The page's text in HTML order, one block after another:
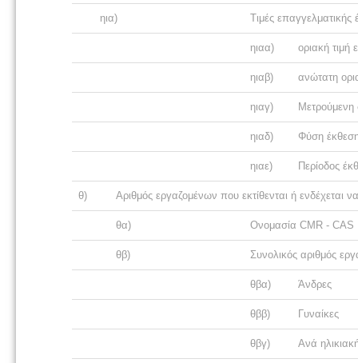
ηια) Τιμές
ηιαα) οριακή
ηιαβ) ανώτατη
ηιαγ)
ηιαδ) Φύση
ηιαε) Περίοδος
θ) Αριθμός εργαζομένων που εκτίθενται ή ενδέχεται
θα) Ονομασία CMR - CAS
θβ) Συνολικός αριθμός
θβα) Άνδρες
θββ) Γυναίκες
θβγ) Ανά